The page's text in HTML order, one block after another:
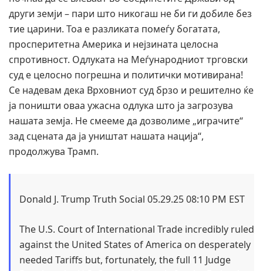
други земји – пари што никогаш не би ги добиле без
тие царини. Тоа е разликата помеѓу богатата,
просперитетна Америка и нејзината целосна
спротивност. Одлуката на Меѓународниот трговски
суд е целосно погрешна и политички мотивирана!
Се надевам дека Врховниот суд брзо и решително ќе
ја поништи оваа ужасна одлука што ја загрозува
нашата земја. Не смееме да дозволиме „играчите“
зад сцената да ја уништат нашата нација“,
продолжува Трамп.
Donald J. Trump Truth Social 05.29.25 08:10 PM EST
The U.S. Court of International Trade incredibly ruled
against the United States of America on desperately
needed Tariffs but, fortunately, the full 11 Judge